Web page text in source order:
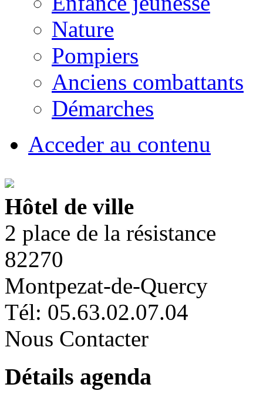
Nature
Pompiers
Anciens combattants
Démarches
Acceder au contenu
Hôtel de ville
2 place de la résistance
82270
Montpezat-de-Quercy
Tél: 05.63.02.07.04
Nous Contacter
Détails agenda